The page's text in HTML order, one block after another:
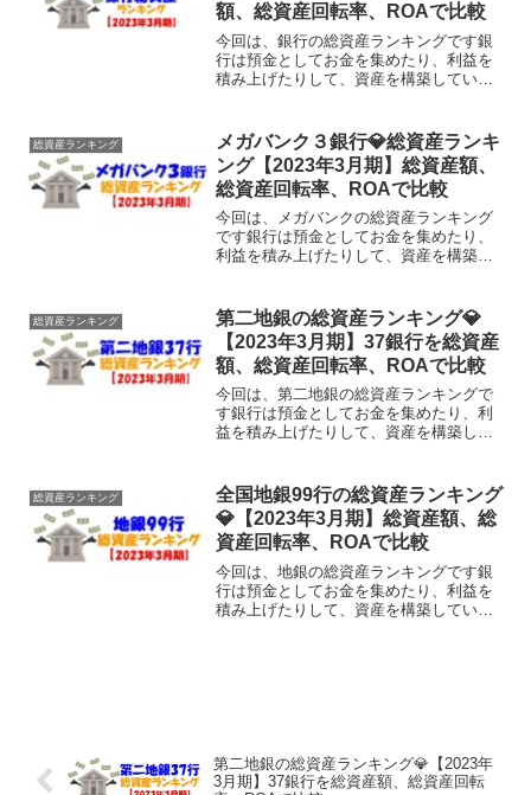
額、総資産回転率、ROAで比較
今回は、銀行の総資産ランキングです銀
行は預金としてお金を集めたり、利益を
積み上げたりして、資産を構築していま
本のメガバンク、地方銀行、ネット銀行
など125銀行の総資産を...
総資産ランキング
メガバンク３銀行💎総資産ランキ
ング【2023年3月期】総資産額、
総資産回転率、ROAで比較
今回は、メガバンクの総資産ランキング
です銀行は預金としてお金を集めたり、
利益を積み上げたりして、資産を構築し
は、メガバンク：３銀行の総資産を調
べ、様々な角度でランキング...
総資産ランキング
第二地銀の総資産ランキング💎
【2023年3月期】37銀行を総資産
額、総資産回転率、ROAで比較
今回は、第二地銀の総資産ランキングで
す銀行は預金としてお金を集めたり、利
益を積み上げたりして、資産を構築して
は、第二地銀協に加盟する37銀行の総資
産を調べ、様々な角度でラ...
総資産ランキング
全国地銀99行の総資産ランキング
💎【2023年3月期】総資産額、総
資産回転率、ROAで比較
今回は、地銀の総資産ランキングです銀
行は預金としてお金を集めたり、利益を
積み上げたりして、資産を構築していま
第二地銀の総資産ランキング💎【2023年
3月期】37銀行を総資産額、総資産回転